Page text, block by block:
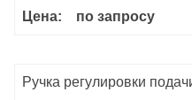
Цена: по запросу
Ручка регулировки